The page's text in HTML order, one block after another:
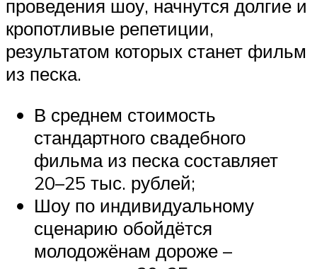
проведения шоу, начнутся долгие и
кропотливые репетиции,
результатом которых станет фильм
из песка.
В среднем стоимость
стандартного свадебного
фильма из песка составляет
20–25 тыс. рублей;
Шоу по индивидуальному
сценарию обойдётся
молодожёнам дороже –